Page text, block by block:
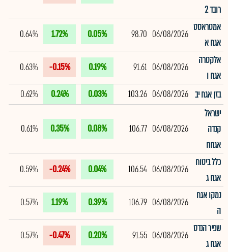
רובד 2
אמטראסט
אגח א
06/08/2026
98.70
0.05%
1.72%
0.64%
אלקטרה
אגח ו
06/08/2026
91.61
0.19%
-0.15%
0.63%
בזן אגח יב 06/08/2026
103.26
0.03%
0.24%
0.62%
ישראל
קנדה
אגחח
06/08/2026
106.77
0.08%
0.35%
0.61%
כלל ביטוח
אגח ג
06/08/2026
106.54
0.04%
-0.24%
0.59%
נמקו אגח
ה
06/08/2026
106.79
0.39%
1.19%
0.57%
שפיר הנדס
אגח ג
06/08/2026
91.55
0.20%
-0.47%
0.57%